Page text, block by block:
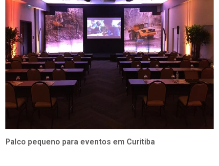
Palco pequeno para eventos em Curitiba